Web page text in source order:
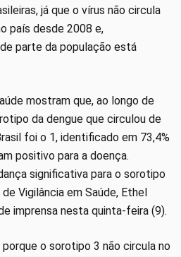
já que o vírus não circula
país desde 2008 e,
parte da população está
mostram que, ao longo de
da dengue que circulou de
foi o 1, identificado em 73,4%
positivo para a doença.
significativa para o sorotipo
Vigilância em Saúde, Ethel
imprensa nesta quinta-feira (9).
porque o sorotipo 3 não circula no